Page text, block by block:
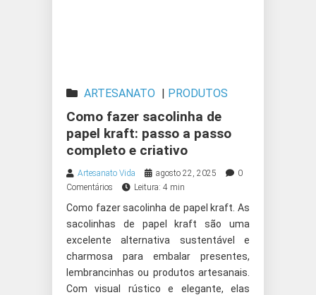
ARTESANATO | PRODUTOS
ARTESANAIS
Como fazer sacolinha de
papel kraft: passo a passo
completo e criativo
Artesanato Vida agosto 22, 2025
0
Comentários
Leitura: 4 min
Como fazer sacolinha de papel kraft. As
sacolinhas de papel kraft são uma
excelente alternativa sustentável e
charmosa para embalar presentes,
lembrancinhas ou produtos artesanais.
Com visual rústico e elegante, elas